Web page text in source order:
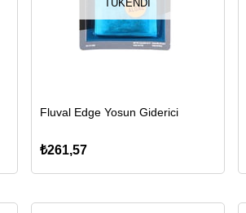
TÜKENDI
Fluval Edge Yosun Giderici
₺261,57